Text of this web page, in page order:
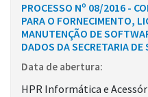
PROCESSO Nº 08/2016 -
PARA O FORNECIMENTO,
MANUTENÇÃO DE
DADOS DA SECRETARIA DE
Data de abertura:
HPR Informática e